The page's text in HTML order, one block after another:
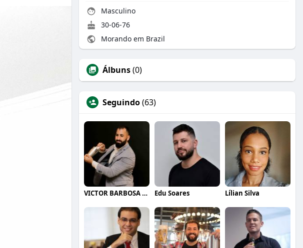
Masculino
30-06-76
Morando em Brazil
Álbuns(0)
Seguindo(63)
VICTOR BARBOSA QUARANTA Edu Soares Lílian Silva